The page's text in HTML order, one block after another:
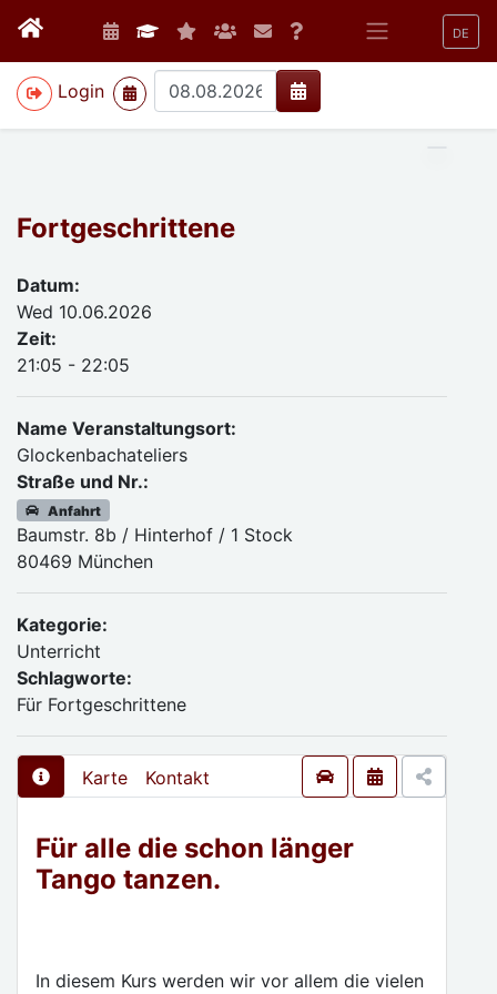
DE
Login
>
Fortgeschrittene
Datum:
Wed 10.06.2026
Zeit:
21:05 - 22:05
Name Veranstaltungsort:
Glockenbachateliers
Straße und Nr.:
Anfahrt
Baumstr. 8b / Hinterhof / 1 Stock
80469 München
Kategorie:
Unterricht
Schlagworte:
Für Fortgeschrittene
Karte Kontakt
Für alle die schon länger
Tango tanzen.
In diesem Kurs werden wir vor allem die vielen